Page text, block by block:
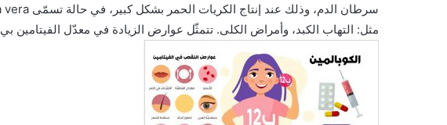
مثل: التهاب الكبد، وأمراض الكلى. تتمثّل عوارض الزيادة في معدّل الفيتامين بي12، في الإعياء والغثيان والدوار والشعور بالقلق.